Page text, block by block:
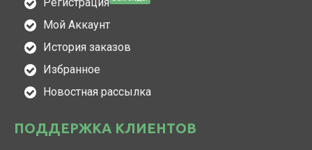
Мой Аккаунт
История заказов
Избранное
Новостная рассылка
ПОДДЕРЖКА КЛИЕНТОВ